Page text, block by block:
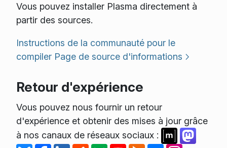
Vous pouvez installer Plasma directement à
partir des sources.
Instructions de la communauté pour le
compiler Page de source d'informations
Retour d'expérience
Vous pouvez nous fournir un retour
d'expérience et obtenir des mises à jour grâce
à nos canaux de réseaux sociaux :